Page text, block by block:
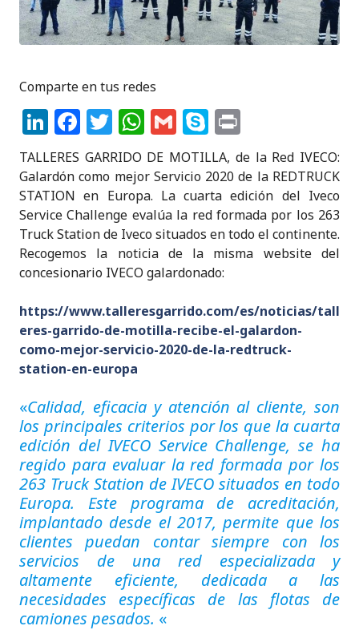
Comparte en tus redes
Li
n
k
e
dI
n
F
a
c
e
b
o
o
k
T
w
it
te
r
W
h
a
ts
A
p
p
G
m
ai
S
k
y
p
e
ri
n
t
TALLERES GARRIDO DE MOTILLA, de la Red IVECO:
Galardón como mejor Servicio 2020 de la REDTRUCK
STATION en Europa. La cuarta edición del Iveco
Service Challenge evalúa la red formada por los 263
Truck Station de Iveco situados en todo el continente.
Recogemos la noticia de la misma website del
concesionario IVECO galardonado:
https://www.talleresgarrido.com/es/noticias/tall
eres-garrido-de-motilla-recibe-el-galardon-
como-mejor-servicio-2020-de-la-redtruck-
station-en-europa
«Calidad, eficacia y atención al cliente, son
los principales criterios por los que la cuarta
edición del IVECO Service Challenge, se ha
regido para evaluar la red formada por los
263 Truck Station de IVECO situados en todo
Europa. Este programa de acreditación,
implantado desde el 2017, permite que los
clientes puedan contar siempre con los
servicios de una red especializada y
altamente eficiente, dedicada a las
necesidades específicas de las flotas de
camiones pesados. «